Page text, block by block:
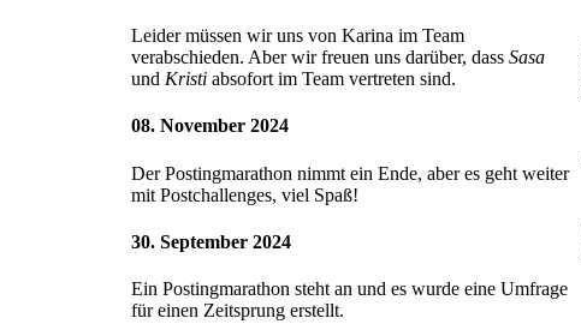
Leider müssen wir uns von Karina im Team
verabschieden. Aber wir freuen uns darüber, dass Sasa
und Kristi absofort im Team vertreten sind.
08. November 2024
Der Postingmarathon nimmt ein Ende, aber es geht weiter
mit Postchallenges, viel Spaß!
30. September 2024
Ein Postingmarathon steht an und es wurde eine Umfrage
für einen Zeitsprung erstellt.